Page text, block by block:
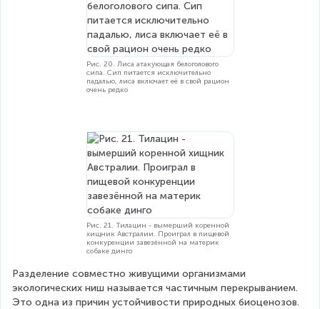
Рис. 20. Лиса атакующая белоголового
сипа. Сип питается исключительно
падалью, лиса включает её в свой рацион
очень редко
Рис. 21. Тилацин - вымерший коренной
хищник Австралии. Проиграл в пищевой
конкуренции завезённой на материк
собаке динго
Разделение совместно живущими организмами
экологических ниш называется частичным перекрыванием.
Это одна из причин устойчивости природных биоценозов.